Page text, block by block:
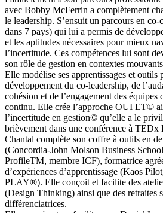
avec Bobby McFerrin a complètement
le leadership. S’ensuit un parcours en co-
dans 7 pays) qui lui a permis de
et les aptitudes nécessaires pour mieux
l’incertitude. Ces compétences lui sont
son rôle de gestion en contextes
Elle modélise ses apprentissages et outils
développement du co-leadership, de
cohésion et de l’engagement des équipes
continu. Elle crée l’approche OUI ET©
l’incertitude en gestion© qu’elle a le
brièvement dans une conférence à
Chantal complète son coffre à outils en
(Concordia-John Molson Business
ProfileTM, membre ICF), formatrice
d’expériences d’apprentissage (Kaos
PLAY®). Elle conçoit et facilite des
(Design Thinking) ainsi que des retraites
différenciatrices.